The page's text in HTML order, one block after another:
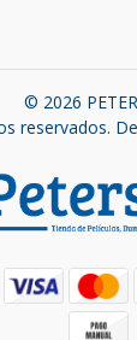
© 2026
reservados.